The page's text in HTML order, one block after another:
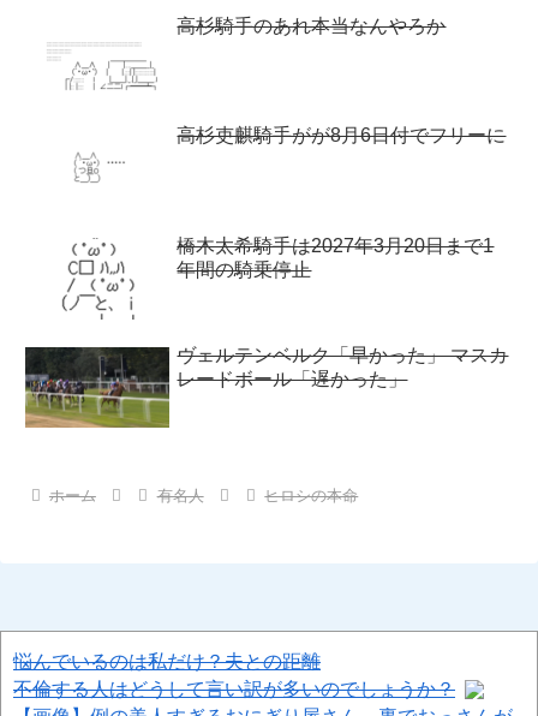
高杉騎手のあれ本当なんやろか
高杉吏麒騎手がが8月6日付でフリーに
橋木太希騎手は2027年3月20日まで1
年間の騎乗停止
ヴェルテンベルク「早かった」 マスカ
レードボール「遅かった」
ホーム 有名人 ヒロシの本命
悩んでいるのは私だけ？夫との距離
不倫する人はどうして言い訳が多いのでしょうか？